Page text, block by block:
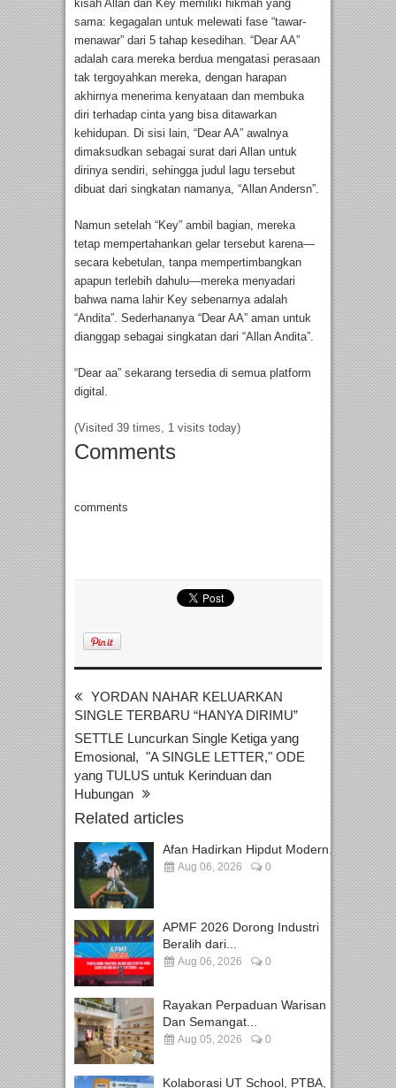
kisah Allan dan Key memiliki hikmah yang
sama: kegagalan untuk melewati fase “tawar-
menawar” dari 5 tahap kesedihan. “Dear AA”
adalah cara mereka berdua mengatasi perasaan
tak tergoyahkan mereka, dengan harapan
akhirnya menerima kenyataan dan membuka
diri terhadap cinta yang bisa ditawarkan
kehidupan. Di sisi lain, “Dear AA” awalnya
dimaksudkan sebagai surat dari Allan untuk
dirinya sendiri, sehingga judul lagu tersebut
dibuat dari singkatan namanya, “Allan Andersn”.
Namun setelah “Key” ambil bagian, mereka
tetap mempertahankan gelar tersebut karena—
secara kebetulan, tanpa mempertimbangkan
apapun terlebih dahulu—mereka menyadari
bahwa nama lahir Key sebenarnya adalah
“Andita”. Sederhananya “Dear AA” aman untuk
dianggap sebagai singkatan dari “Allan Andita”.
“Dear aa” sekarang tersedia di semua platform
digital.
(Visited 39 times, 1 visits today)
Comments
comments
YORDAN NAHAR KELUARKAN
SINGLE TERBARU “HANYA DIRIMU”
SETTLE Luncurkan Single Ketiga yang
Emosional, "A SINGLE LETTER," ODE
yang TULUS untuk Kerinduan dan
Hubungan
Related articles
Afan Hadirkan Hipdut Modern...
Aug 06, 2026 0
APMF 2026 Dorong Industri
Beralih dari...
Aug 06, 2026 0
Rayakan Perpaduan Warisan
Dan Semangat...
Aug 05, 2026 0
Kolaborasi UT School, PTBA,